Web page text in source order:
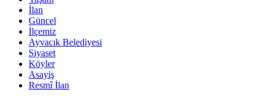
İlan
Güncel
İlçemiz
Ayvacık Belediyesi
Siyaset
Köyler
Asayiş
Resmî İlan